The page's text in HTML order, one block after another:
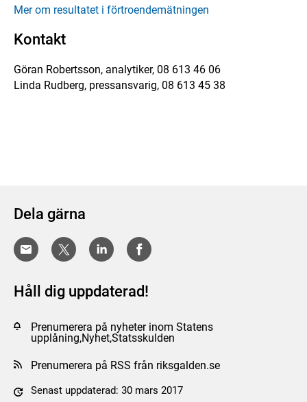
Mer om resultatet i förtroendemätningen
Kontakt
Göran Robertsson, analytiker, 08 613 46 06
Linda Rudberg, pressansvarig, 08 613 45 38
Dela gärna
Håll dig uppdaterad!
Prenumerera på nyheter inom Statens
upplåning,Nyhet,Statsskulden
Prenumerera på RSS från riksgalden.se
Senast uppdaterad: 30 mars 2017